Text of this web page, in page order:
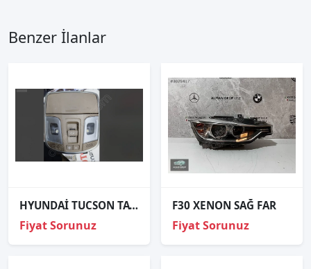
Benzer İlanlar
HYUNDAİ TUCSON TAVAN LAMBASI ÇIKMA 92310-D300X.
Fiyat Sorunuz
F30 XENON SAĞ FAR
Fiyat Sorunuz